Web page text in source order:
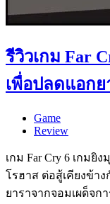
รีวิวเกม Far
เพื่อปลดแอกย
Game
Review
เกม Far Cry 6 เกม
โรฮาส ต่อสู้เคียงข้า
ยาราจากจอมเผด็จ